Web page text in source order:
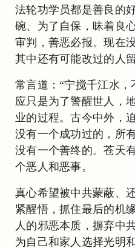
法轮功学员都是善良的
碗、为了自保，昧着良
审判，善恶必报。现在
其中还有可能改过的人
常言道：“宁搅千江水
应只是为了警醒世人，
业的过程。古今中外，
没有一个成功过的，所
没有一个善终的。苍天
个恶人和恶事。
真心希望被中共蒙蔽、
紧醒悟，抓住最后的机
人的邪恶本质，摒弃中
为自己和家人选择光明